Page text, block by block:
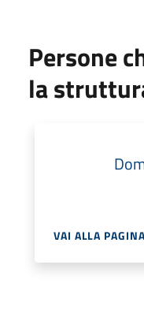
Persone
la
VAI ALLA PAGINA